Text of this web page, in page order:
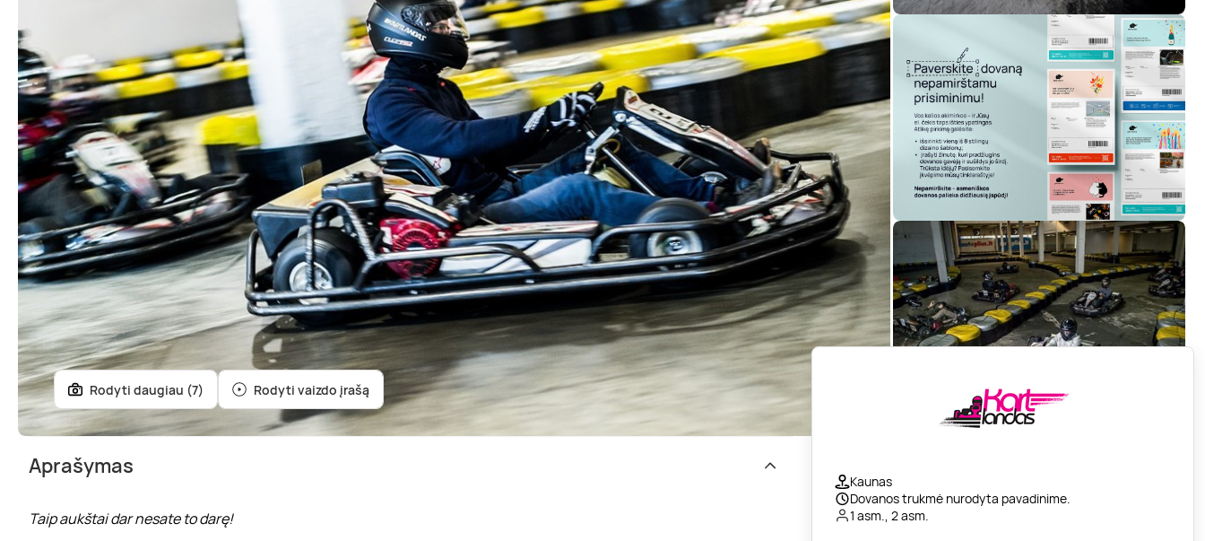
Rodyti daugiau (7) Rodyti vaizdo įrašą
Kaunas
Dovanos trukmė nurodyta pavadinime.
1 asm., 2 asm.
Aprašymas
Taip aukštai dar nesate to darę!